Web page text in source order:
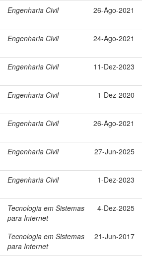
Engenharia Civil 26-Ago-2021
Engenharia Civil 24-Ago-2021
Engenharia Civil 11-Dez-2023
Engenharia Civil 1-Dez-2020
Engenharia Civil 26-Ago-2021
Engenharia Civil 27-Jun-2025
Engenharia Civil 1-Dez-2023
Tecnologia em Sistemas
para Internet
4-Dez-2025
Tecnologia em Sistemas
para Internet
21-Jun-2017